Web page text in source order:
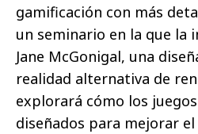
gamificación con más
un seminario en la que la
Jane McGonigal, una
realidad alternativa de
explorará cómo los
diseñados para mejorar